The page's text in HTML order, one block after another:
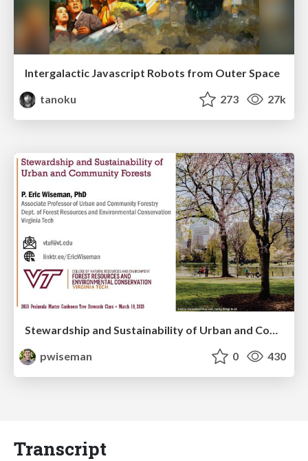
Intergalactic Javascript Robots from Outer Space
tanoku
273 27k
pwiseman
0 430
Transcript